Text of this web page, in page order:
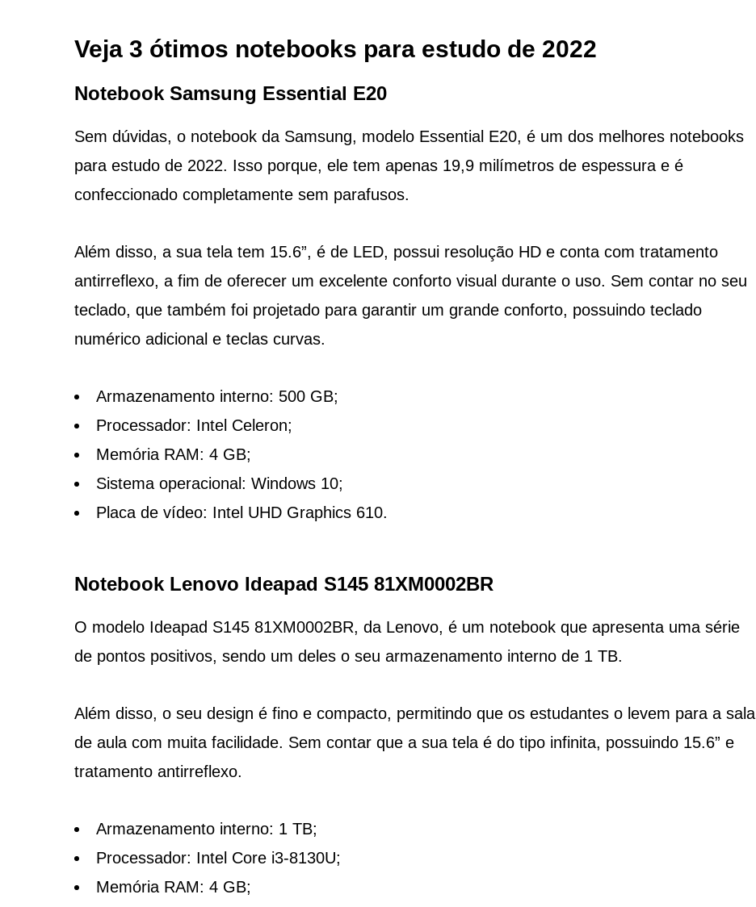
Veja 3 ótimos notebooks para estudo de 2022
Notebook Samsung Essential E20
Sem dúvidas, o notebook da Samsung, modelo Essential E20, é um dos melhores notebooks
para estudo de 2022. Isso porque, ele tem apenas 19,9 milímetros de espessura e é
confeccionado completamente sem parafusos.
Além disso, a sua tela tem 15.6”, é de LED, possui resolução HD e conta com tratamento
antirreflexo, a fim de oferecer um excelente conforto visual durante o uso. Sem contar no seu
teclado, que também foi projetado para garantir um grande conforto, possuindo teclado
numérico adicional e teclas curvas.
Armazenamento interno: 500 GB;
Processador: Intel Celeron;
Memória RAM: 4 GB;
Sistema operacional: Windows 10;
Placa de vídeo: Intel UHD Graphics 610.
Notebook Lenovo Ideapad S145 81XM0002BR
O modelo Ideapad S145 81XM0002BR, da Lenovo, é um notebook que apresenta uma série
de pontos positivos, sendo um deles o seu armazenamento interno de 1 TB.
Além disso, o seu design é fino e compacto, permitindo que os estudantes o levem para a sala
de aula com muita facilidade. Sem contar que a sua tela é do tipo infinita, possuindo 15.6” e
tratamento antirreflexo.
Armazenamento interno: 1 TB;
Processador: Intel Core i3-8130U;
Memória RAM: 4 GB;